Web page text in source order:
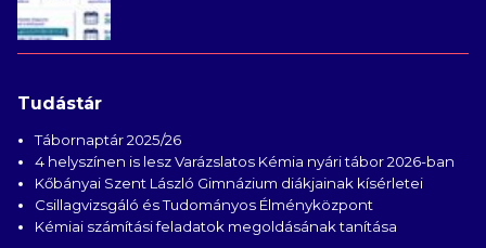
Tudástár
Tábornaptár 2025/26
4 helyszínen is lesz Varázslatos Kémia nyári tábor 2026-ban
Kőbányai Szent László Gimnázium diákjainak kísérletei
Csillagvizsgáló és Tudományos Élményközpont
Kémiai számítási feladatok megoldásának tanítása